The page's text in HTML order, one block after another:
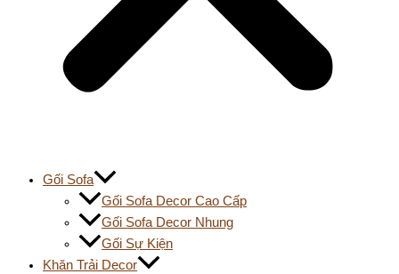
Gối Sofa
Gối Sofa Decor Cao Cấp
Gối Sofa Decor Nhung
Gối Sự Kiện
Khăn Trải Decor